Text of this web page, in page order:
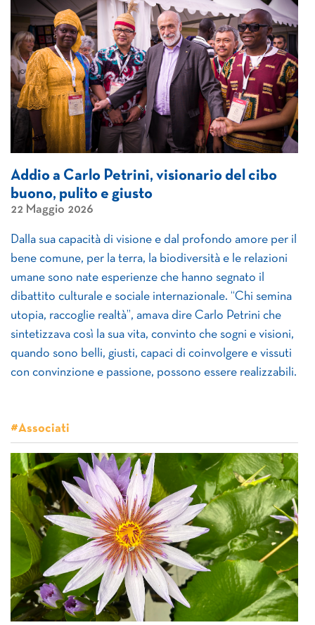
Addio a Carlo Petrini, visionario del cibo
buono, pulito e giusto
22 Maggio 2026
Dalla sua capacità di visione e dal profondo amore per il
bene comune, per la terra, la biodiversità e le relazioni
umane sono nate esperienze che hanno segnato il
dibattito culturale e sociale internazionale. “Chi semina
utopia, raccoglie realtà”, amava dire Carlo Petrini che
sintetizzava così la sua vita, convinto che sogni e visioni,
quando sono belli, giusti, capaci di coinvolgere e vissuti
con convinzione e passione, possono essere realizzabili.
#Associati